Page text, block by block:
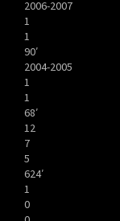
2006-2007
1
1
90′
2004-2005
1
1
68′
12
7
5
624′
1
0